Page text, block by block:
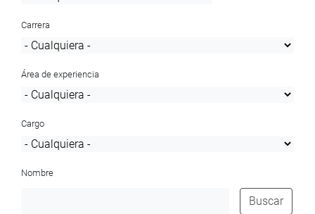
Carrera
Área de experiencia
Cargo
Nombre
Buscar